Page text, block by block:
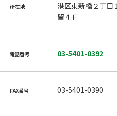
所在地
港区東新橋２丁
留４Ｆ
電話番号 03-5401-0392
FAX番号 03-5401-0390